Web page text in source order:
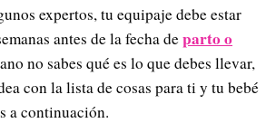
expertos, tu equipaje debe estar
antes de la fecha departo o
no sabes qué es lo que debes llevar,
con la lista de cosas para ti y tu bebé
a continuación.